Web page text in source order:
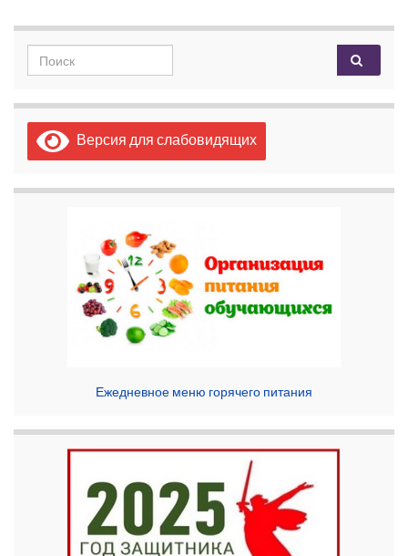
Search for:
Версия для слабовидящих
Ежедневное меню горячего питания